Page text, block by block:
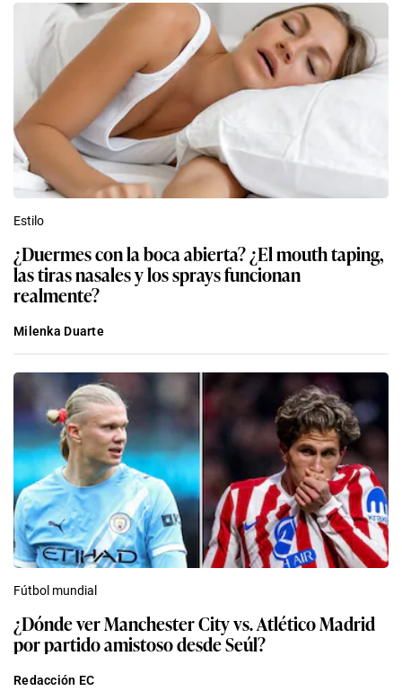
Estilo
¿Duermes con la boca abierta? ¿El mouth taping,
las tiras nasales y los sprays funcionan
realmente?
Milenka Duarte
Fútbol mundial
¿Dónde ver Manchester City vs. Atlético Madrid
por partido amistoso desde Seúl?
Redacción EC